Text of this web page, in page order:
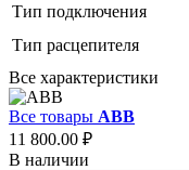
Тип подключения
Тип расцепителя
Все характеристики
Все товары ABB
11 800.00 ₽
В наличии